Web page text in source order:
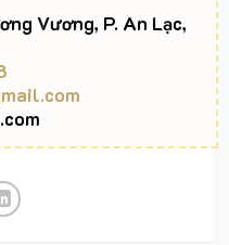
Vương, P. An Lạc,